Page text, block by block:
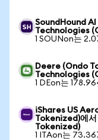
SoundHound
Technologies
1 SOUNon는
Deere (Ondo
Technologies
1 DEon는
iShares US
Tokenized)에
Tokenized)
1 ITAon는